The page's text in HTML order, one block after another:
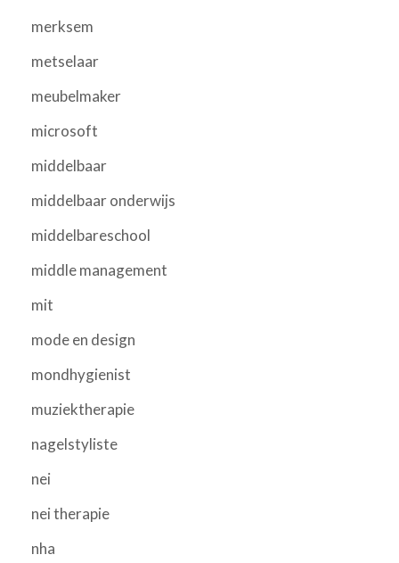
merksem
metselaar
meubelmaker
microsoft
middelbaar
middelbaar onderwijs
middelbareschool
middle management
mit
mode en design
mondhygienist
muziektherapie
nagelstyliste
nei
nei therapie
nha